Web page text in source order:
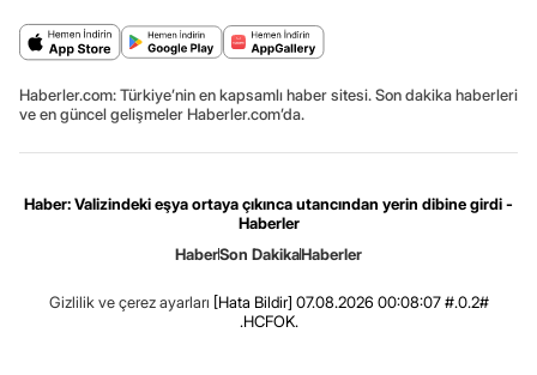
Haberler.com: Türkiye’nin en kapsamlı haber sitesi. Son dakika haberleri
ve en güncel gelişmeler Haberler.com’da.
Haber: Valizindeki eşya ortaya çıkınca utancından yerin dibine girdi -
Haberler
HaberSon DakikaHaberler
Gizlilik ve çerez ayarları [Hata Bildir] 07.08.2026 00:08:07 #.0.2#
.HCFOK.